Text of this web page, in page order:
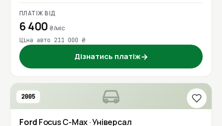
ПЛАТІЖ ВІД
6 400₴/міс
Ціна авто 211 000 ₴
Дізнатись платіж→
2005
Ford Focus C-Max· Універсал